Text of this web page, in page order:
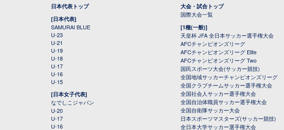
日本代表トップ
[日本代表]
SAMURAI BLUE
U-23
U-21
U-19
U-18
U-17
U-16
U-15
[日本女子代表]
なでしこジャパン
U-20
U-17
U-16
大会・試合トップ
国際大会一覧
[1種(一般)]
天皇杯 JFA 全日本サッカー選手権大会
AFCチャンピオンズリーグ
AFCチャンピオンズリーグ Elite
AFCチャンピオンズリーグ Two
国民スポーツ大会(サッカー競技)
全国地域サッカーチャンピオンズリーグ
全国クラブチームサッカー選手権大会
全国社会人サッカー選手権大会
全国自治体職員サッカー選手権大会
全国自衛隊サッカー大会
日本スポーツマスターズ(サッカー競技)
全日本大学サッカー選手権大会